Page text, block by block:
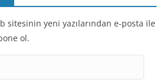
sitesinin yeni yazılarından e-posta ile
ol.